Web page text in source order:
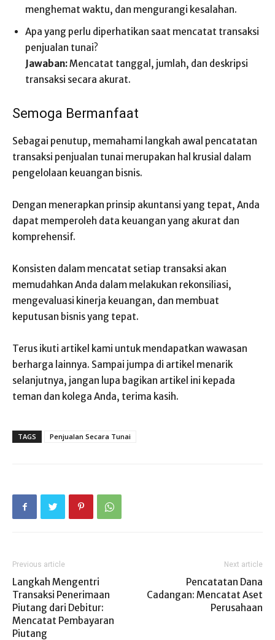
menghemat waktu, dan mengurangi kesalahan.
Apa yang perlu diperhatikan saat mencatat transaksi
penjualan tunai?
Jawaban:Mencatat tanggal, jumlah, dan deskripsi
transaksi secara akurat.
Semoga Bermanfaat
Sebagai penutup, memahami langkah awal pencatatan
transaksi penjualan tunai merupakan hal krusial dalam
pengelolaan keuangan bisnis.
Dengan menerapkan prinsip akuntansi yang tepat, Anda
dapat memperoleh data keuangan yang akurat dan
komprehensif.
Konsisten dalam mencatat setiap transaksi akan
memudahkan Anda dalam melakukan rekonsiliasi,
mengevaluasi kinerja keuangan, dan membuat
keputusan bisnis yang tepat.
Terus ikuti artikel kami untuk mendapatkan wawasan
berharga lainnya. Sampai jumpa di artikel menarik
selanjutnya, jangan lupa bagikan artikel ini kepada
teman dan kolega Anda, terima kasih.
TAGS Penjualan Secara Tunai
Previous article
Langkah Mengentri
Transaksi Penerimaan
Piutang dari Debitur:
Mencatat Pembayaran
Piutang
Next article
Pencatatan Dana
Cadangan: Mencatat Aset
Perusahaan